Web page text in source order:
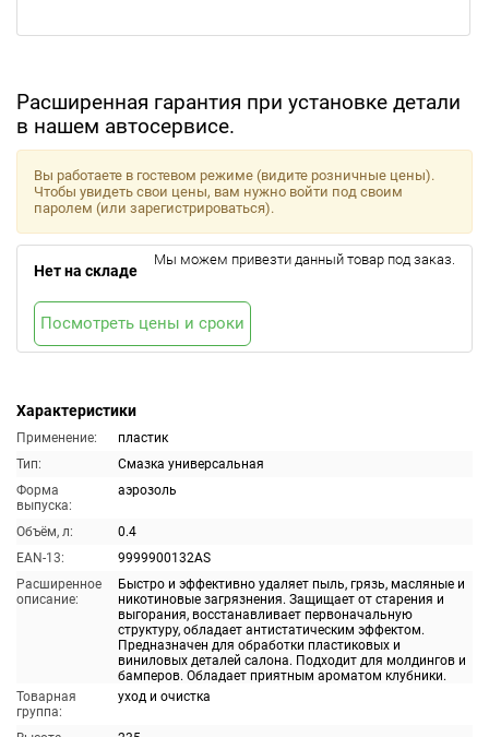
Расширенная гарантия при установке детали
в нашем автосервисе.
Характеристики
Применение:
пластик
Тип:
Смазка универсальная
Форма
выпуска:
аэрозоль
Объём, л:
0.4
EAN-13:
9999900132AS
Расширенное
описание:
Быстро и эффективно удаляет пыль, грязь, масляные и
никотиновые загрязнения. Защищает от старения и
выгорания, восстанавливает первоначальную
структуру, обладает антистатическим эффектом.
Предназначен для обработки пластиковых и
виниловых деталей салона. Подходит для молдингов и
бамперов. Обладает приятным ароматом клубники.
Товарная
группа:
уход и очистка
Вы работаете в гостевом режиме (видите розничные цены).
Чтобы увидеть свои цены, вам нужно войти под своим
паролем (или зарегистрироваться).
Нет на складе
Мы можем привезти данный товар под заказ.
Посмотреть цены и сроки